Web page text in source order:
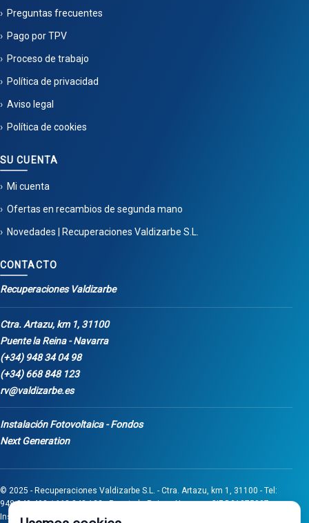
Preguntas frecuentes
Pago por TPV
Proceso de trabajo
Política de privacidad
Aviso legal
Política de cookies
SU CUENTA
Mi cuenta
Ofertas en recambios de segunda mano
Novedades | Recuperaciones Valdizarbe S.L.
CONTACTO
Recuperaciones Valdizarbe
Ctra. Artazu, km 1, 31100
Puente la Reina - Navarra
(+34) 948 34 04 98
(+34) 668 848 123
rv@valdizarbe.es
Instalación Fotovoltaica - Fondos
Next Generation
© 2025 - Recuperaciones Valdizarbe S.L. - Ctra. Artazu, km 1, 31100 - Tel:
948 340 498 / 668 848 123 - Puente la Reina - Navarra - CIF B31275837.
Inscrita en el Registro Mercantil de Navarra, Tomo 32, Folio 75, Hoja 525.